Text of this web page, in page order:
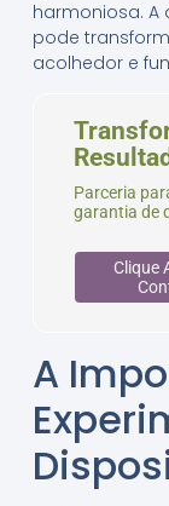
harmoniosa.
pode
acolhedor e
Parceria
garantia de
Clique
A